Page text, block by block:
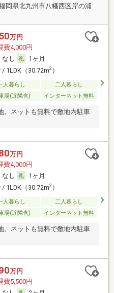
岡県北九州市八幡西区岸の浦
万円
費4,000円
なし
1ヶ月
/ 1LDK（30.72m2）
人暮らし
二人暮らし
場(近隣含) インターネット無料
。ネットも無料で敷地内駐車
万円
費4,000円
なし
1ヶ月
/ 1LDK（30.72m2）
人暮らし
二人暮らし
場(近隣含) インターネット無料
。ネットも無料で敷地内駐車
万円
費5,500円